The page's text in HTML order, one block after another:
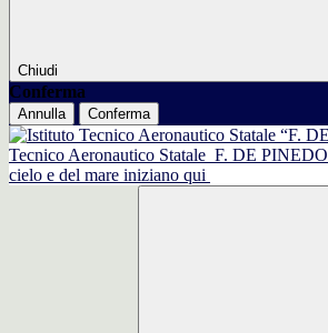
Chiudi
Conferma
Annulla Conferma
Tecnico Aeronautico Statale F. DE PINEDO
cielo e del mare iniziano qui